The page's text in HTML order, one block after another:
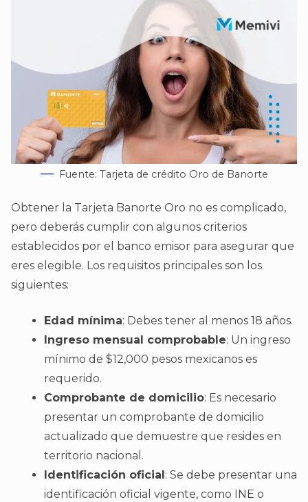
Fuente: Tarjeta de crédito Oro de Banorte
Obtener la Tarjeta Banorte Oro no es complicado,
pero deberás cumplir con algunos criterios
establecidos por el banco emisor para asegurar que
eres elegible. Los requisitos principales son los
siguientes:
Edad mínima: Debes tener al menos 18 años.
Ingreso mensual comprobable: Un ingreso
mínimo de $12,000 pesos mexicanos es
requerido.
Comprobante de domicilio: Es necesario
presentar un comprobante de domicilio
actualizado que demuestre que resides en
territorio nacional.
Identificación oficial : Se debe presentar una
identificación oficial vigente, como INE o